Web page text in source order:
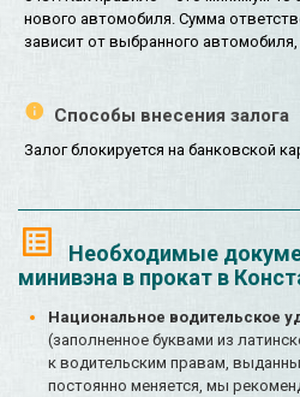
нового автомобиля. Сумма
зависит от выбранного
Способы внесения залога
Залог блокируется на банковской
Необходимые
минивэна в прокат в
Национальное водительское
(заполненное буквами из
к водительским правам,
постоянно меняется, мы